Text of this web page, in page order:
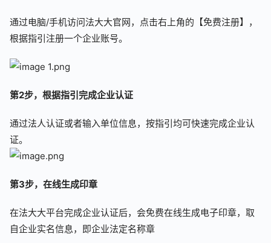
通过电脑/手机访问法大大官网，点击右上角的【免费注册】，
根据指引注册一个企业账号。
第2步，根据指引完成企业认证
通过法人认证或者输入单位信息，按指引均可快速完成企业认
证。
第3步，在线生成印章
在法大大平台完成企业认证后，会免费在线生成电子印章，取
自企业实名信息，即企业法定名称章